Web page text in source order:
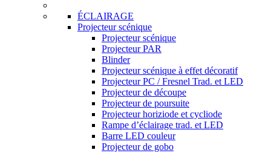
ÉCLAIRAGE
Projecteur scénique
Projecteur scénique
Projecteur PAR
Blinder
Projecteur scénique à effet décoratif
Projecteur PC / Fresnel Trad. et LED
Projecteur de découpe
Projecteur de poursuite
Projecteur horiziode et cycliode
Rampe d’éclairage trad. et LED
Barre LED couleur
Projecteur de gobo